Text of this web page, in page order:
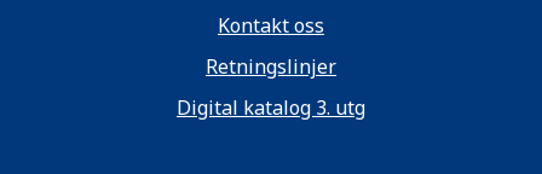
Kontakt oss
Retningslinjer
Digital katalog 3. utg